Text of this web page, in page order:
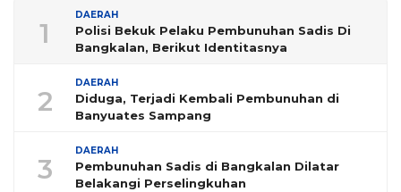
1
DAERAH
Polisi Bekuk Pelaku Pembunuhan Sadis Di
Bangkalan, Berikut Identitasnya
2
DAERAH
Diduga, Terjadi Kembali Pembunuhan di
Banyuates Sampang
3
DAERAH
Pembunuhan Sadis di Bangkalan Dilatar
Belakangi Perselingkuhan